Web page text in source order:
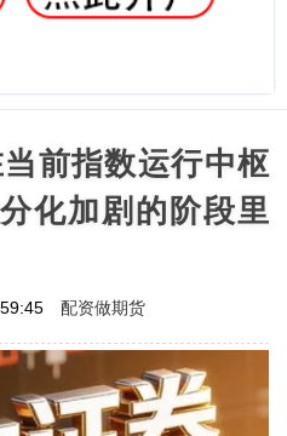
前指数运行中枢
化加剧的阶段里
配资做期货